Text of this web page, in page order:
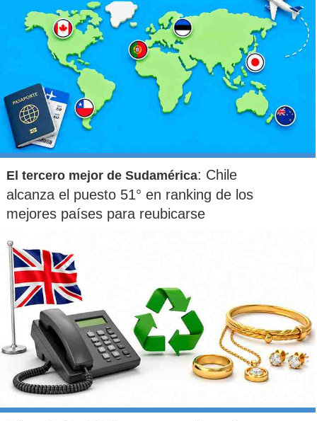
El tercero mejor de Sudamérica: Chile
alcanza el puesto 51° en ranking de los
mejores países para reubicarse